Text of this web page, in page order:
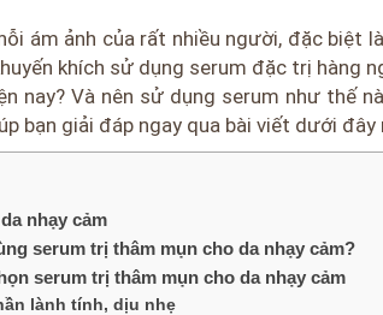
ám ảnh của rất nhiều người, đặc biệt
khích sử dụng serum đặc trị hàng
nay? Và nên sử dụng serum như thế
bạn giải đáp ngay qua bài viết dưới đây
nhạy cảm
serum trị thâm mụn cho da nhạy cảm?
serum trị thâm mụn cho da nhạy cảm
lành tính, dịu nhẹ